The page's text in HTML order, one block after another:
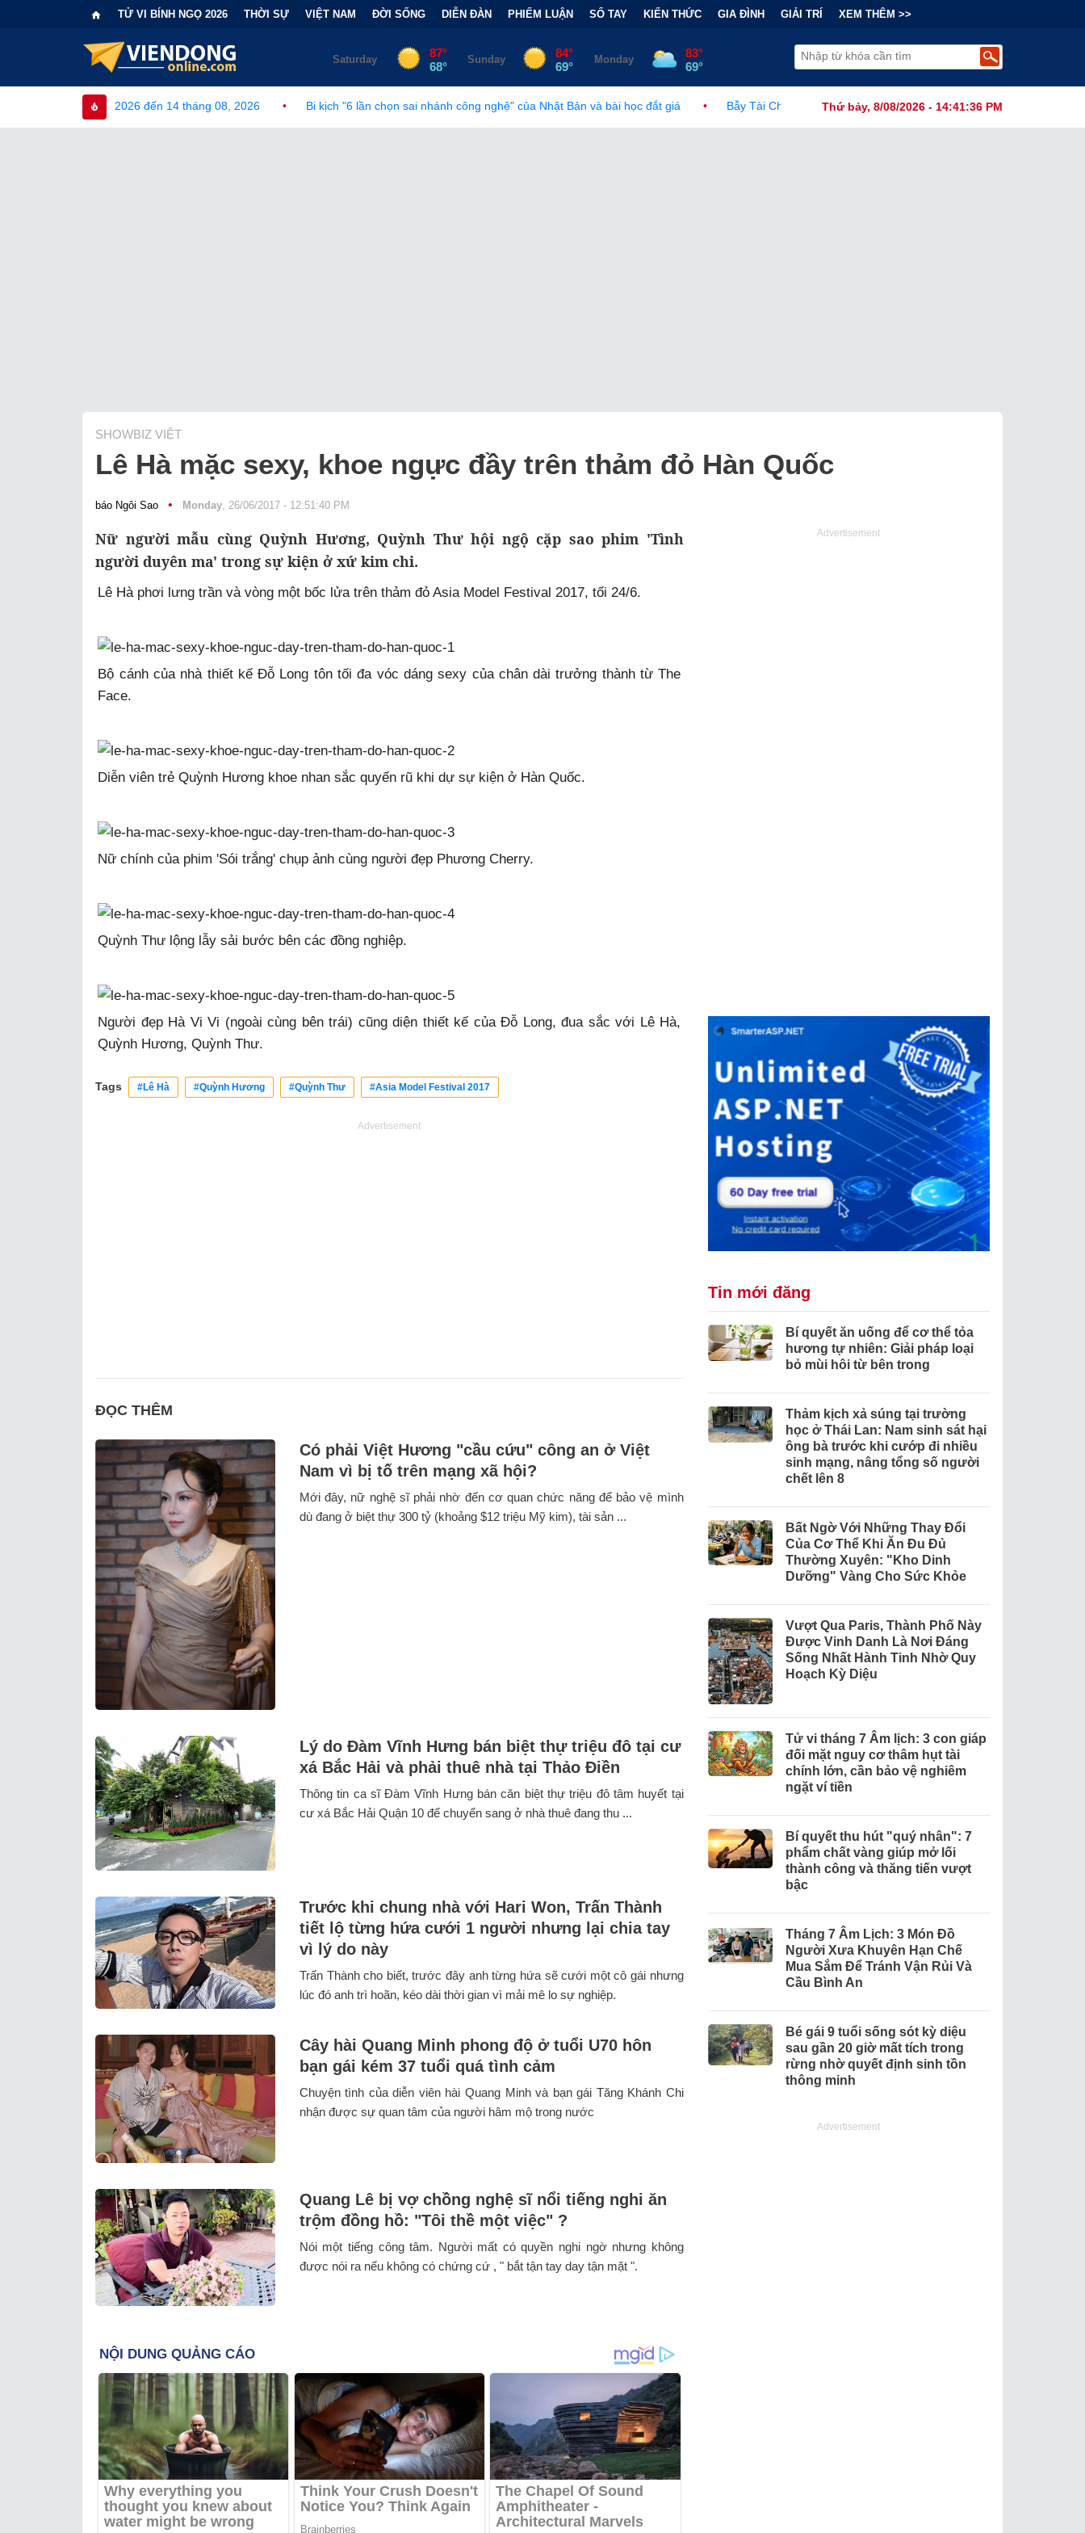
TỬ VI BÍNH NGỌ 2026 THỜI SỰ VIỆT NAM ĐỜI SỐNG DIỄN ĐÀN PHIẾM LUẬN SỔ TAY KIẾN THỨC GIA ĐÌNH GIẢI TRÍ XEM THÊM >>
Thứ bảy, 8/08/2026 - 14:41:38 PM
2026 đến 14 tháng 08, 2026 • Bi kịch "6 lần chọn sai nhánh công nghệ" của Nhật Bản và bài học đắt giá • Bẫy Tài Chính Đằng Sau "Cơn Sốt" Trà Sữa Nhượng Quyền: Lợi Nhuận Thuộc Về Ai?
SHOWBIZ VIỆT
Lê Hà mặc sexy, khoe ngực đầy trên thảm đỏ Hàn Quốc
báo Ngôi Sao • Monday , 26/06/2017 - 12:51:40 PM
Nữ người mẫu cùng Quỳnh Hương, Quỳnh Thư hội ngộ cặp sao phim 'Tình
người duyên ma' trong sự kiện ở xứ kim chi.
Lê Hà phơi lưng trần và vòng một bốc lửa trên thảm đỏ Asia Model Festival 2017, tối 24/6.
Bộ cánh của nhà thiết kế Đỗ Long tôn tối đa vóc dáng sexy của chân dài trưởng thành từ The
Face.
Diễn viên trẻ Quỳnh Hương khoe nhan sắc quyến rũ khi dự sự kiện ở Hàn Quốc.
Nữ chính của phim 'Sói trắng' chụp ảnh cùng người đẹp Phương Cherry.
Quỳnh Thư lộng lẫy sải bước bên các đồng nghiệp.
Người đẹp Hà Vi Vi (ngoài cùng bên trái) cũng diện thiết kế của Đỗ Long, đua sắc với Lê Hà,
Quỳnh Hương, Quỳnh Thư.
Tags #Lê Hà #Quỳnh Hương #Quỳnh Thư #Asia Model Festival 2017
Advertisement
ĐỌC THÊM
Có phải Việt Hương "cầu cứu" công an ở Việt
Nam vì bị tố trên mạng xã hội?
Mới đây, nữ nghệ sĩ phải nhờ đến cơ quan chức năng để bảo vệ mình
dù đang ở biệt thự 300 tỷ (khoảng $12 triệu Mỹ kim), tài sản ...
Lý do Đàm Vĩnh Hưng bán biệt thự triệu đô tại cư
xá Bắc Hải và phải thuê nhà tại Thảo Điền
Thông tin ca sĩ Đàm Vĩnh Hưng bán căn biệt thự triệu đô tâm huyết tại
cư xá Bắc Hải Quận 10 để chuyển sang ở nhà thuê đang thu ...
Trước khi chung nhà với Hari Won, Trấn Thành
tiết lộ từng hứa cưới 1 người nhưng lại chia tay
vì lý do này
Trấn Thành cho biết, trước đây anh từng hứa sẽ cưới một cô gái nhưng
lúc đó anh trì hoãn, kéo dài thời gian vì mải mê lo sự nghiệp.
Cây hài Quang Minh phong độ ở tuổi U70 hôn
bạn gái kém 37 tuổi quá tình cảm
Chuyện tình của diễn viên hài Quang Minh và bạn gái Tăng Khánh Chi
nhận được sự quan tâm của người hâm mộ trong nước
Quang Lê bị vợ chồng nghệ sĩ nổi tiếng nghi ăn
trộm đồng hồ: "Tôi thề một việc" ?
Nói một tiếng công tâm. Người mất có quyền nghi ngờ nhưng không
được nói ra nếu không có chứng cứ , " bắt tận tay day tận mặt ".
Advertisement
Tin mới đăng
Bí quyết ăn uống để cơ thể tỏa
hương tự nhiên: Giải pháp loại
bỏ mùi hôi từ bên trong
Thảm kịch xả súng tại trường
học ở Thái Lan: Nam sinh sát hại
ông bà trước khi cướp đi nhiều
sinh mạng, nâng tổng số người
chết lên 8
Bất Ngờ Với Những Thay Đổi
Của Cơ Thể Khi Ăn Đu Đủ
Thường Xuyên: "Kho Dinh
Dưỡng" Vàng Cho Sức Khỏe
Vượt Qua Paris, Thành Phố Này
Được Vinh Danh Là Nơi Đáng
Sống Nhất Hành Tinh Nhờ Quy
Hoạch Kỳ Diệu
Tử vi tháng 7 Âm lịch: 3 con giáp
đối mặt nguy cơ thâm hụt tài
chính lớn, cần bảo vệ nghiêm
ngặt ví tiền
Bí quyết thu hút "quý nhân": 7
phẩm chất vàng giúp mở lối
thành công và thăng tiến vượt
bậc
Tháng 7 Âm Lịch: 3 Món Đồ
Người Xưa Khuyên Hạn Chế
Mua Sắm Để Tránh Vận Rủi Và
Cầu Bình An
Bé gái 9 tuổi sống sót kỳ diệu
sau gần 20 giờ mất tích trong
rừng nhờ quyết định sinh tồn
thông minh
Advertisement